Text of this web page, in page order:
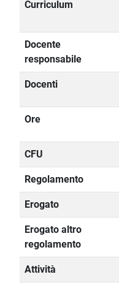
Curriculum
Docente
responsabile
Docenti
Ore
CFU
Regolamento
Erogato
Erogato altro
regolamento
Attività